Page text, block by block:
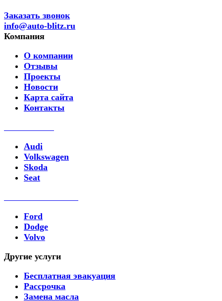
Заказать звонок
info@auto-blitz.ru
Компания
О компании
Отзывы
Проекты
Новости
Карта сайта
Контакты
Audi
Volkswagen
Skoda
Seat
Ford
Dodge
Volvo
Другие услуги
Бесплатная эвакуация
Рассрочка
Замена масла